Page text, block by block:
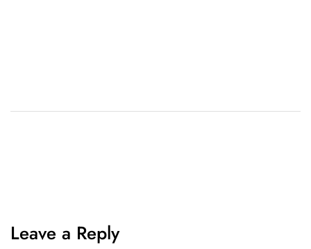
Leave a Reply